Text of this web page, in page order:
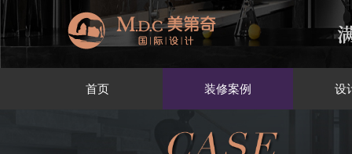
首页 装修案例 设